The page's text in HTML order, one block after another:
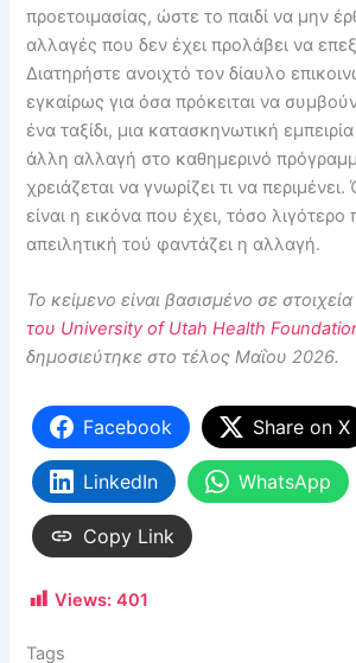
προετοιμασίας, ώστε το παιδί να μην
αλλαγές που δεν έχει προλάβει να
Διατηρήστε ανοιχτό τον δίαυλο
εγκαίρως για όσα πρόκειται να
ένα ταξίδι, μια κατασκηνωτική
άλλη αλλαγή στο καθημερινό
χρειάζεται να γνωρίζει τι να
είναι η εικόνα που έχει, τόσο λιγότερο
απειλητική τού φαντάζει η αλλαγή.
Το κείμενο είναι βασισμένο σε
του University of Utah Health
δημοσιεύτηκε στο τέλος Μαΐου 2026.
Facebook Share on X
LinkedIn WhatsApp
Copy Link
Views: 401
Tags